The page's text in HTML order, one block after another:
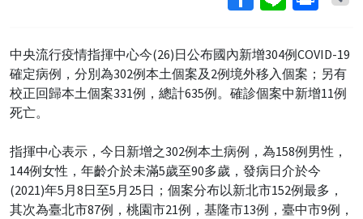
中央流行疫情指揮中心今(26)日公布國內新增304例COVID-19
確定病例，分別為302例本土個案及2例境外移入個案；另有
校正回歸本土個案331例，總計635例。確診個案中新增11例
死亡。
指揮中心表示，今日新增之302例本土病例，為158例男性，
144例女性，年齡介於未滿5歲至90多歲，發病日介於今
(2021)年5月8日至5月25日；個案分布以新北市152例最多，
其次為臺北市87例，桃園市21例，基隆市13例，臺中市9例，